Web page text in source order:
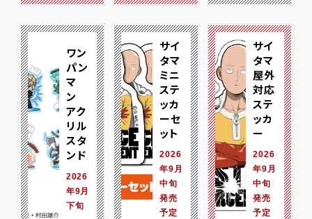
ワン
パン
マ
ン
アク
リル
スタ
ンド
2026
年9月
下旬
サイ
タマ
ミニ
ステ
ッカ
ーセ
ット
2026
年9月
中旬
発売
予定
サイ
タマ
屋外
対応
ステ
ッカ
ー
2026
年9月
中旬
発売
予定